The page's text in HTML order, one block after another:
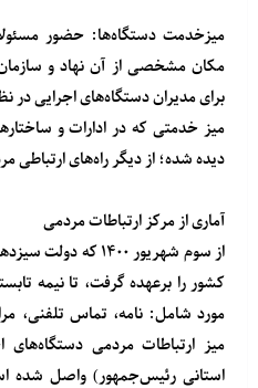
میزخدمت دستگاه‌ها: حضور
مکان مشخصی از آن نهاد و
برای مدیران دستگاه‌های اجرایی در
میز خدمتی که در ادارات و
دیده شده؛ از دیگر راه‌های ارتباطی
آماری از مرکز ارتباطات مردمی
از سوم شهریور ۱۴۰۰
مورد شامل: نامه‌، تماس‌ تلفنی،
میز ارتباطات مردمی